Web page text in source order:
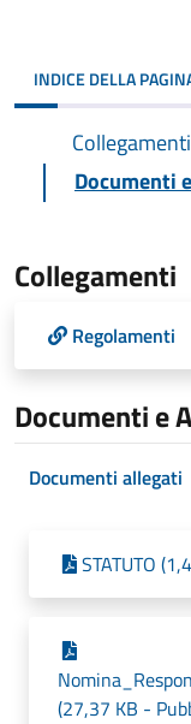
INDICE DELLA
Collegamenti
Documenti
Collegamenti
Regolamenti
Documenti e
Documenti allegati
STATUTO
(27,37 KB -